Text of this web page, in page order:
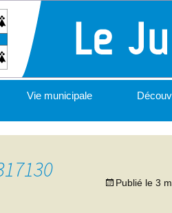
Vie municipale
Publié le 3